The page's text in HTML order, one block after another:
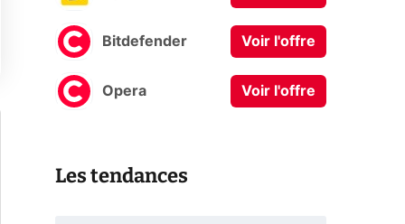
Bitdefender Voir l'offre
Opera Voir l'offre
Les tendances